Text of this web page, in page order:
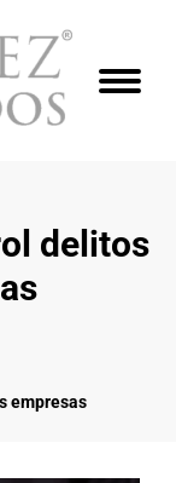
delitos
empresas